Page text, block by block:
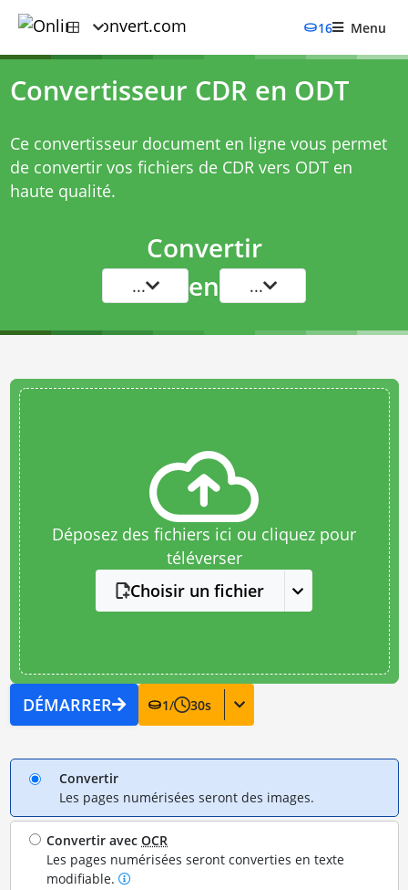
16 Menu
Convertisseur CDR en ODT
Ce convertisseur document en ligne vous permet
de convertir vos fichiers de CDR vers ODT en
haute qualité.
Convertir
... en ...
Déposez des fichiers ici ou cliquez pour
téléverser
Choisir un fichier
DÉMARRER 1/ 30s
Convertir
Les pages numérisées seront des images.
Convertir avecOCR
Les pages numérisées seront converties en texte
modifiable.